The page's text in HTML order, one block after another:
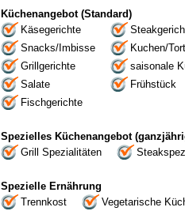
Küchenangebot (Standard)
Käsegerichte
Snacks/Imbisse
Kuchen/
Grillgerichte
saisonale
Salate
Frühstück
Fischgerichte
Spezielles Küchenangebot
Grill Spezialitäten
Spezielle Ernährung
Trennkost
Vegetarische